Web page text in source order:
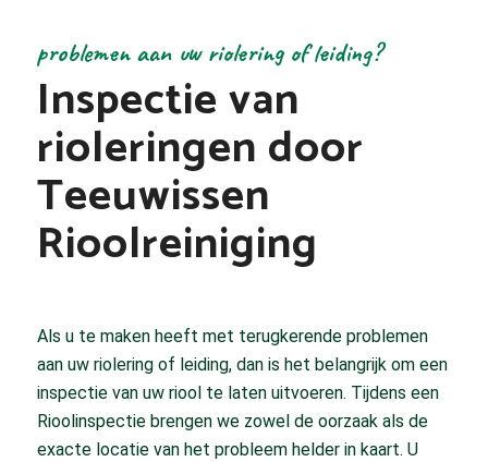
problemen aan uw riolering of leiding?
Inspectie van
rioleringen door
Teeuwissen
Rioolreiniging
Als u te maken heeft met terugkerende problemen
aan uw riolering of leiding, dan is het belangrijk om een
inspectie van uw riool te laten uitvoeren. Tijdens een
Rioolinspectie brengen we zowel de oorzaak als de
exacte locatie van het probleem helder in kaart. U